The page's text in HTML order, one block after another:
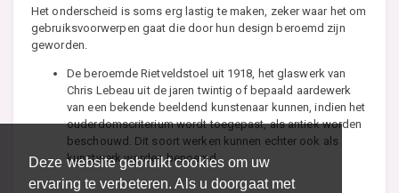
Deze website gebruikt cookies om uw
ervaring te verbeteren. Als u doorgaat met
Het onderscheid is soms erg lastig te maken, zeker waar het om
gebruiksvoorwerpen gaat die door hun design beroemd zijn
geworden.
De beroemde Rietveldstoel uit 1918, het glaswerk van
Chris Lebeau uit de jaren twintig of bepaald aardewerk
van een bekende beeldend kunstenaar kunnen, indien het
ouderdomscriterium wordt toegepast, als antiek worden
beschouwd. Dit soort werken kunnen echter ook als
kunstwerk worden benoemd.